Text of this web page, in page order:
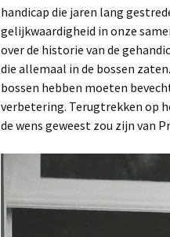
handicap die jaren lang
gelijkwaardigheid in onze
over de historie van de
die allemaal in de bossen
bossen hebben moeten
verbetering. Terugtrekken op
de wens geweest zou zijn van